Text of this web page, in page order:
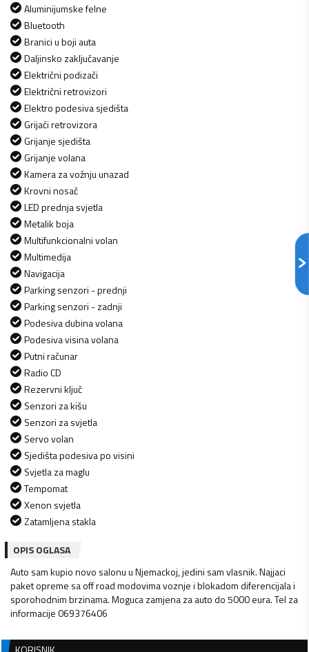
Aluminijumske felne
Bluetooth
Branici u boji auta
Daljinsko zaključavanje
Električni podizači
Električni retrovizori
Elektro podesiva sjedišta
Grijači retrovizora
Grijanje sjedišta
Grijanje volana
Kamera za vožnju unazad
Krovni nosač
LED prednja svjetla
Metalik boja
Multifunkcionalni volan
Multimedija
Navigacija
Parking senzori - prednji
Parking senzori - zadnji
Podesiva dubina volana
Podesiva visina volana
Putni računar
Radio CD
Rezervni ključ
Senzori za kišu
Senzori za svjetla
Servo volan
Sjedišta podesiva po visini
Svjetla za maglu
Tempomat
Xenon svjetla
Zatamljena stakla
OPIS OGLASA
Auto sam kupio novo salonu u Njemackoj, jedini sam vlasnik. Najjaci
paket opreme sa off road modovima voznje i blokadom diferencijala i
sporohodnim brzinama. Moguca zamjena za auto do 5000 eura. Tel za
informacije 069376406